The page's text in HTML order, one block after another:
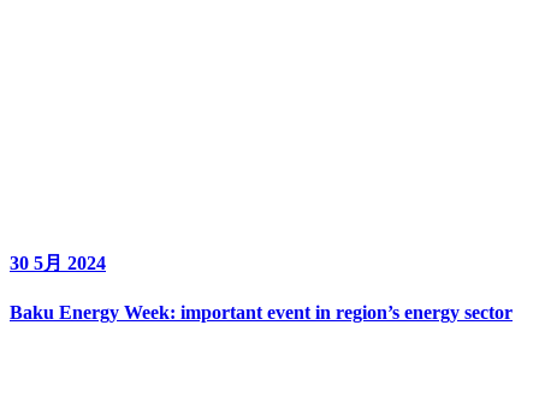
30 5月 2024
Baku Energy Week: important event in region’s energy sector